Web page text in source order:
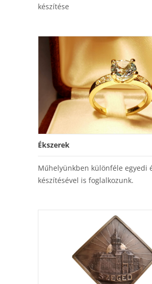
készítése
Ékszerek
Műhelyünkben különféle egyedi
készítésével is foglalkozunk.